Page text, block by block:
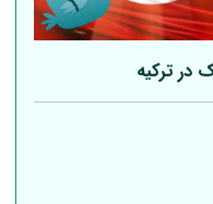
در ترکیه